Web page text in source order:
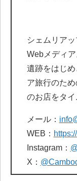
シェムリア
Webメディア
遺跡をはじ
ア旅行のた
のお店をタイ
メール：
WEB：
Instagram：
X：